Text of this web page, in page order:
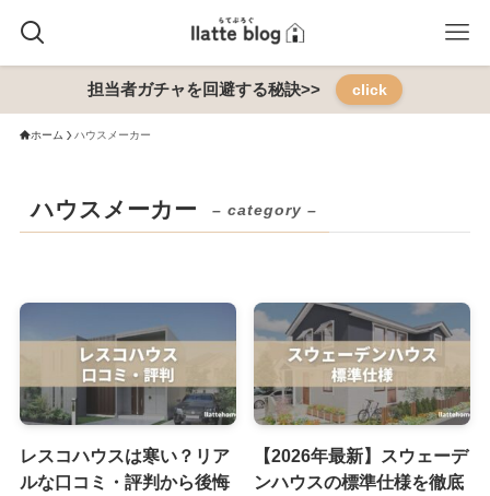
担当者ガチャを回避する秘訣>> click
ホーム ハウスメーカー
ハウスメーカー – category –
レスコハウスは寒い？リア
ルな口コミ・評判から後悔
【2026年最新】スウェーデ
ンハウスの標準仕様を徹底